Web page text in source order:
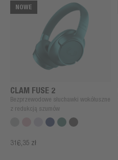
NOWE
CLAM FUSE 2
Bezprzewodowe słuchawki wokółuszne
z redukcją szumów
316,35 zł